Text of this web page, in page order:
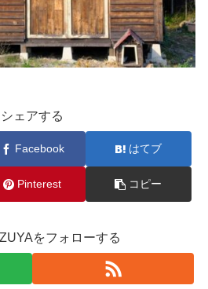
シェアする
Facebook はてブ
Pinterest コピー
をフォローする